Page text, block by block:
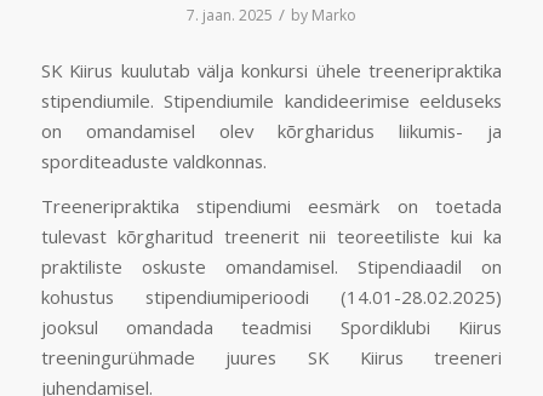
7. jaan. 2025 / by Marko
SK Kiirus kuulutab välja konkursi ühele treeneripraktika
stipendiumile. Stipendiumile kandideerimise eelduseks
on omandamisel olev kõrgharidus liikumis- ja
sporditeaduste valdkonnas.
Treeneripraktika stipendiumi eesmärk on toetada
tulevast kõrgharitud treenerit nii teoreetiliste kui ka
praktiliste oskuste omandamisel. Stipendiaadil on
kohustus stipendiumiperioodi (14.01-28.02.2025)
jooksul omandada teadmisi Spordiklubi Kiirus
treeningurühmade juures SK Kiirus treeneri
juhendamisel.